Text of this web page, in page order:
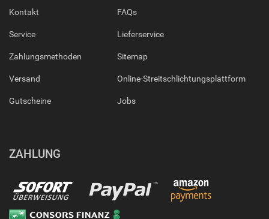
Kontakt
Service
Zahlungsmethoden
Versand
Gutscheine
FAQs
Lieferservice
Sitemap
Online-Streitschlichtungsplattform
Jobs
ZAHLUNG